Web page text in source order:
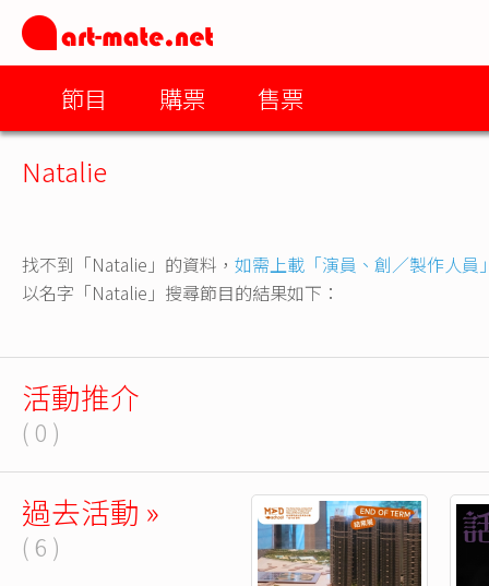
節目 購票 售票
Natalie
找不到「Natalie」的資料， 如需上載「演員、創／製作人員
以名字「Natalie」搜尋節目的結果如下：
活動推介
( 0 )
過去活動 »
( 6 )